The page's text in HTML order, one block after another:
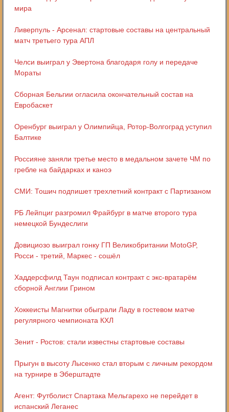
мира
Ливерпуль - Арсенал: стартовые составы на центральный
матч третьего тура АПЛ
Челси выиграл у Эвертона благодаря голу и передаче
Мораты
Сборная Бельгии огласила окончательный состав на
Евробаскет
Оренбург выиграл у Олимпийца, Ротор-Волгоград уступил
Балтике
Россияне заняли третье место в медальном зачете ЧМ по
гребле на байдарках и каноэ
СМИ: Тошич подпишет трехлетний контракт с Партизаном
РБ Лейпциг разгромил Фрайбург в матче второго тура
немецкой Бундеслиги
Довициозо выиграл гонку ГП Великобритании MotoGP,
Росси - третий, Маркес - сошёл
Хаддерсфилд Таун подписал контракт с экс-вратарём
сборной Англии Грином
Хоккеисты Магнитки обыграли Ладу в гостевом матче
регулярного чемпионата КХЛ
Зенит - Ростов: стали известны стартовые составы
Прыгун в высоту Лысенко стал вторым с личным рекордом
на турнире в Эберштадте
Агент: Футболист Спартака Мельгарехо не перейдет в
испанский Леганес